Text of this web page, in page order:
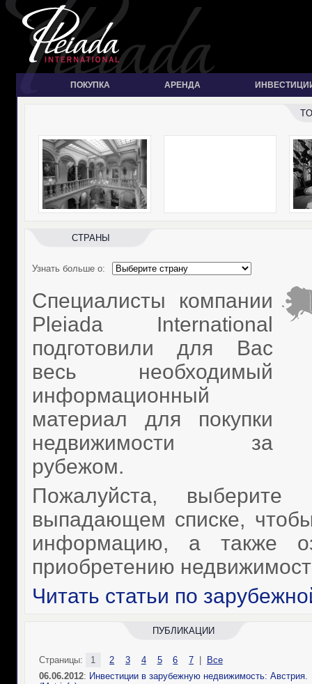
ПОКУПКА АРЕНДА
CТРАНЫ
Узнать больше о:
Специалисты компании
Pleiada International
подготовили для Вас
весь необходимый
информационный
материал для покупки
недвижимости за
рубежом.
Пожалуйста,
выпадающем списке, чтобы
информацию, а также
приобретению
Читать статьи по
ПУБЛИКАЦИИ
Страницы: 1 2 3 4 5 6 7
Все
06.06.2012: Инвестиции в зарубежную недвижимость: Австрия.